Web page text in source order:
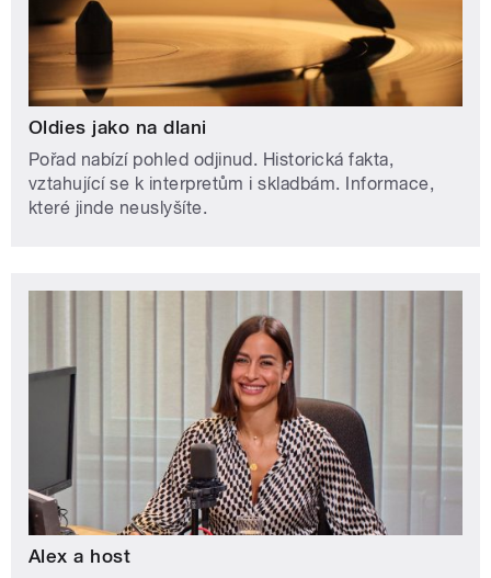
Oldies jako na dlani
Pořad nabízí pohled odjinud. Historická fakta,
vztahující se k interpretům i skladbám. Informace,
které jinde neuslyšíte.
Alex a host